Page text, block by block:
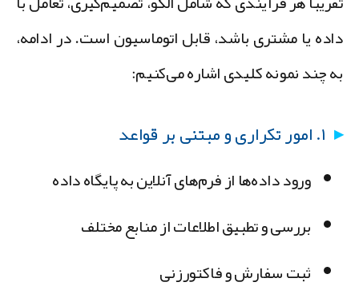
یا مشتری باشد، قابل اتوماسیون است. در ادامه،
چند نمونه کلیدی اشاره می‌کنیم:
۱. امور تکراری و مبتنی بر قواعد
ورود داده‌ها از فرم‌های آنلاین به پایگاه داده
بررسی و تطبیق اطلاعات از منابع مختلف
ثبت سفارش و فاکتورزنی